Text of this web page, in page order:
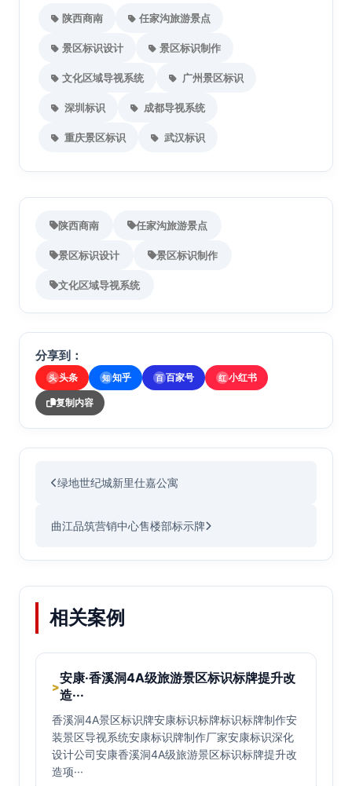
陕西商南 任家沟旅游景点
景区标识设计 景区标识制作
文化区域导视系统 广州景区标识
深圳标识 成都导视系统
重庆景区标识 武汉标识
陕西商南 任家沟旅游景点
景区标识设计 景区标识制作
文化区域导视系统
分享到：
头 头条 知 知乎 百 百家号 红 小红书
复制内容
绿地世纪城新里仕嘉公寓
曲江品筑营销中心售楼部标示牌
相关案例
>
安康·香溪洞4A级旅游景区标识标牌提升改
造···
香溪洞4A景区标识牌安康标识标牌标识标牌制作安
装景区导视系统安康标识牌制作厂家安康标识深化
设计公司安康香溪洞4A级旅游景区标识标牌提升改
造项···